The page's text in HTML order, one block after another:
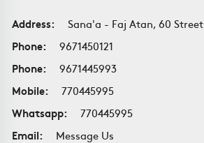
Address:
Sana'a - Faj Atan, 60 Street
Phone:
9671450121
Phone:
9671445993
Mobile:
770445995
Whatsapp:
770445995
Email:
Message Us